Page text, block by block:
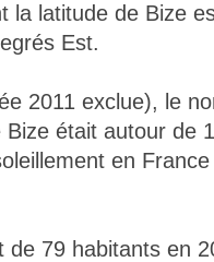
la latitude de Bize
Est.
2011 exclue), le
était autour de
en
de 79 habitants en